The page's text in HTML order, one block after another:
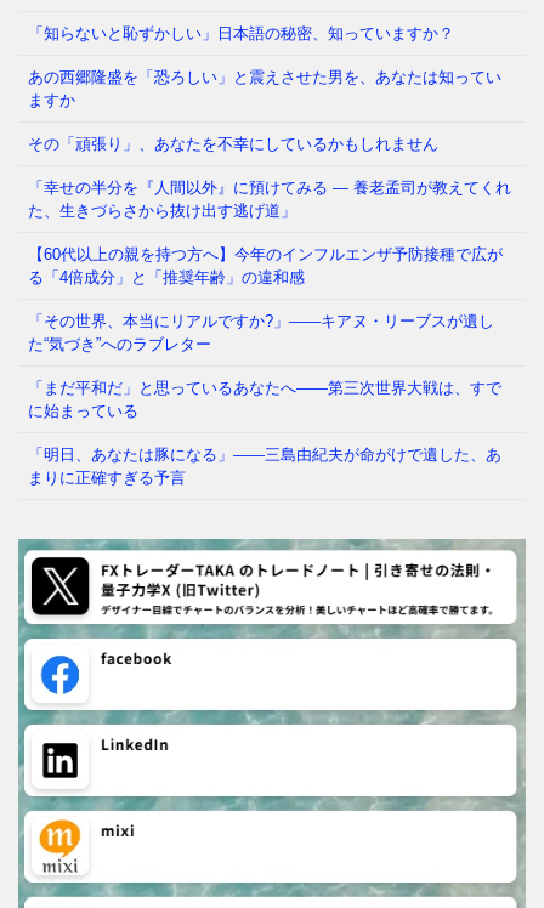
てしまう——そんな経験、⇒ 続きを読む
「知らないと恥ずかしい」日本語の秘密、知っていますか？
あの西郷隆盛を「恐ろしい」と震えさせた男を、あなたは知ってい
ますか
その「頑張り」、あなたを不幸にしているかもしれません
「幸せの半分を『人間以外』に預けてみる ― 養老孟司が教えてくれ
た、生きづらさから抜け出す逃げ道」
【60代以上の親を持つ方へ】今年のインフルエンザ予防接種で広が
る「4倍成分」と「推奨年齢」の違和感
「その世界、本当にリアルですか?」——キアヌ・リーブスが遺し
た“気づき”へのラブレター
「まだ平和だ」と思っているあなたへ——第三次世界大戦は、すで
に始まっている
「明日、あなたは豚になる」——三島由紀夫が命がけで遺した、あ
まりに正確すぎる予言